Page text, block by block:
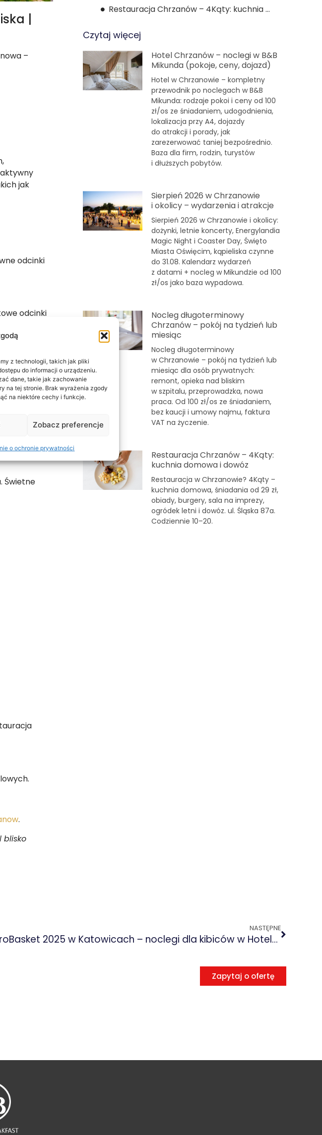
z technologii, takich jak pliki
do informacji o urządzeniu.
dane, takie jak zachowanie
na tej stronie. Brak wyrażenia zgody
na niektóre cechy i funkcje.
Zobacz preferencje
o ochronie prywatności
–
jak
odcinki
odcinki
Świetne
.
blisko
Restauracja Chrzanów – 4Kąty: kuchnia domowa i dowóz
Czytaj więcej
Hotel Chrzanów – noclegi w B&B
Mikunda (pokoje, ceny, dojazd)
Hotel w Chrzanowie – kompletny
przewodnik po noclegach w B&B
Mikunda: rodzaje pokoi i ceny od 100
zł/os ze śniadaniem, udogodnienia,
lokalizacja przy A4, dojazdy
do atrakcji i porady, jak
zarezerwować taniej bezpośrednio.
Baza dla firm, rodzin, turystów
i dłuższych pobytów.
Sierpień 2026 w Chrzanowie
i okolicy – wydarzenia i atrakcje
Sierpień 2026 w Chrzanowie i okolicy:
dożynki, letnie koncerty, Energylandia
Magic Night i Coaster Day, Święto
Miasta Oświęcim, kąpieliska czynne
do 31.08. Kalendarz wydarzeń
z datami + nocleg w Mikundzie od 100
zł/os jako baza wypadowa.
Nocleg długoterminowy
Chrzanów – pokój na tydzień lub
miesiąc
Nocleg długoterminowy
w Chrzanowie – pokój na tydzień lub
miesiąc dla osób prywatnych:
remont, opieka nad bliskim
w szpitalu, przeprowadzka, nowa
praca. Od 100 zł/os ze śniadaniem,
bez kaucji i umowy najmu, faktura
VAT na życzenie.
Restauracja Chrzanów – 4Kąty:
kuchnia domowa i dowóz
Restauracja w Chrzanowie? 4Kąty –
kuchnia domowa, śniadania od 29 zł,
obiady, burgery, sala na imprezy,
ogródek letni i dowóz. ul. Śląska 87a.
Codziennie 10–20.
NASTĘPNE
EuroBasket 2025 w Katowicach – noclegi dla kibiców w Hotelu Mikunda
Zapytaj o ofertę